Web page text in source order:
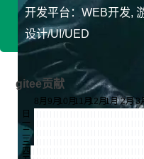
开发平台：WEB开发,
设计/UI/UED
gitee贡献